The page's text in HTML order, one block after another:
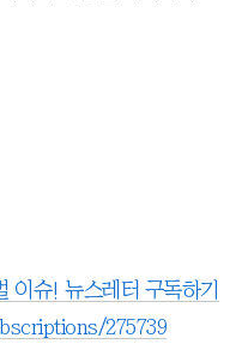
이슈! 뉴스레터 구독하기
275739